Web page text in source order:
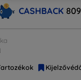
CASHBACK